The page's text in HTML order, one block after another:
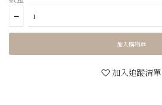
加入購物車
加入追蹤清單